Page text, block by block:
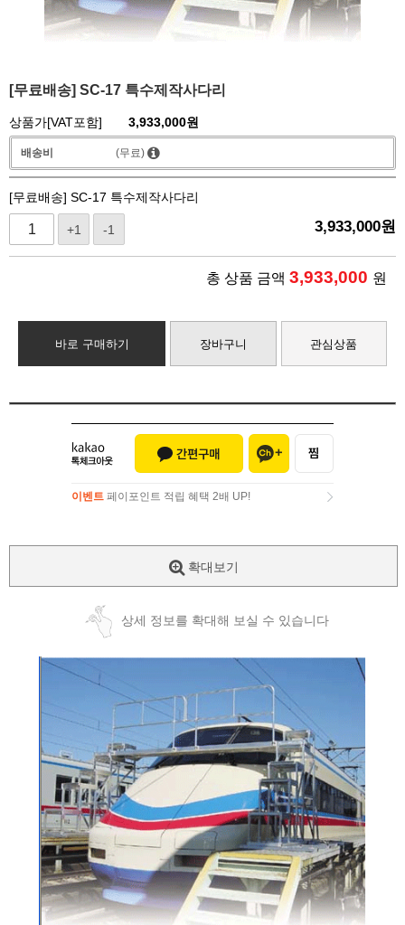
[무료배송] SC-17 특수제작사다리
상품가[VAT포함] 3,933,000원
배송비 (무료)
[무료배송] SC-17 특수제작사다리
+1 -1 3,933,000원
총 상품 금액 3,933,000 원
바로 구매하기 장바구니 관심상품
이벤트 페이포인트 적립 혜택 2배 UP!
확대보기
상세 정보를 확대해 보실 수 있습니다